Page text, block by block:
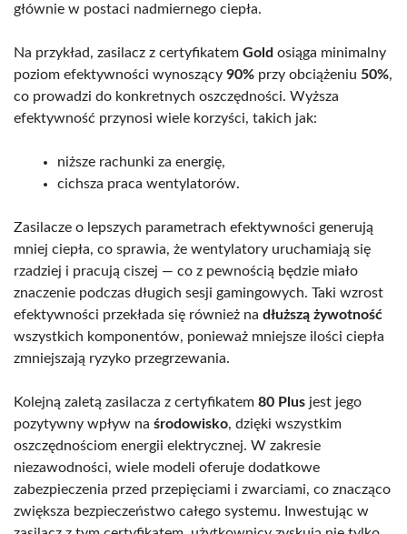
głównie w postaci nadmiernego ciepła.
Na przykład, zasilacz z certyfikatem Gold osiąga minimalny
poziom efektywności wynoszący 90% przy obciążeniu 50%,
co prowadzi do konkretnych oszczędności. Wyższa
efektywność przynosi wiele korzyści, takich jak:
niższe rachunki za energię,
cichsza praca wentylatorów.
Zasilacze o lepszych parametrach efektywności generują
mniej ciepła, co sprawia, że wentylatory uruchamiają się
rzadziej i pracują ciszej — co z pewnością będzie miało
znaczenie podczas długich sesji gamingowych. Taki wzrost
efektywności przekłada się również na dłuższą żywotność
wszystkich komponentów, ponieważ mniejsze ilości ciepła
zmniejszają ryzyko przegrzewania.
Kolejną zaletą zasilacza z certyfikatem 80 Plus jest jego
pozytywny wpływ na środowisko, dzięki wszystkim
oszczędnościom energii elektrycznej. W zakresie
niezawodności, wiele modeli oferuje dodatkowe
zabezpieczenia przed przepięciami i zwarciami, co znacząco
zwiększa bezpieczeństwo całego systemu. Inwestując w